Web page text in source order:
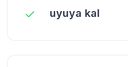
uyuya kal